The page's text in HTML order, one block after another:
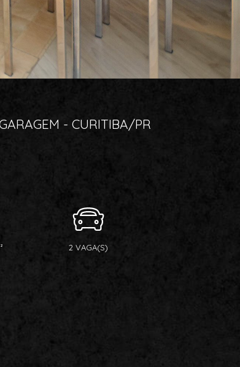
- CURITIBA/PR
2 VAGA(S)